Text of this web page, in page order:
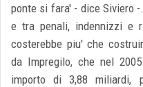
ponte si fara' - dice Siviero
e tra penali, indennizzi e
costerebbe piu' che
da Impregilo, che nel
importo di 3,88 miliardi,